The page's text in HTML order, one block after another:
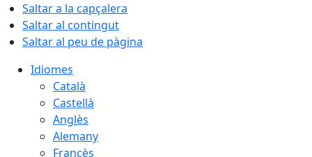
Saltar a la capçalera
Saltar al contingut
Saltar al peu de pàgina
Idiomes
Català
Castellà
Anglès
Alemany
Francès